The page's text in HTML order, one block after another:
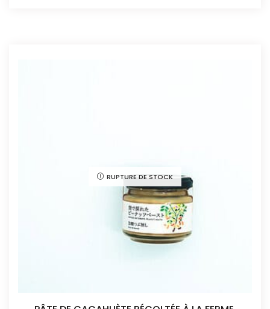
RUPTURE DE STOCK